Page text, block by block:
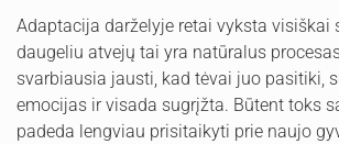
Adaptacija darželyje retai vyksta visiškai
daugeliu atvejų tai yra natūralus
svarbiausia jausti, kad tėvai juo pasitiki,
emocijas ir visada sugrįžta. Būtent toks
padeda lengviau prisitaikyti prie naujo